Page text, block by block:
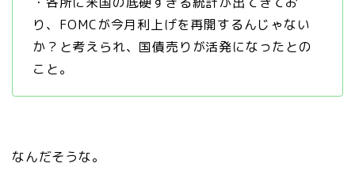
り、FOMCが今月利上げを再開するんじゃない
か？と考えられ、国債売りが活発になったとの
こと。
なんだそうな。